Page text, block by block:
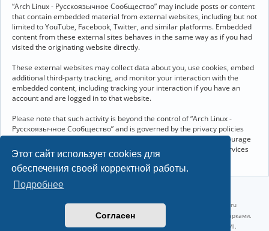
Этот сайт использует cookies для
обеспечения своей корректной работы.
Подробнее
Согласен
“Arch Linux - Русскоязычное Сообщество” may include posts or content
that contain embedded material from external websites, including but not
limited to YouTube, Facebook, Twitter, and similar platforms. Embedded
content from these external sites behaves in the same way as if you had
visited the originating website directly.
These external websites may collect data about you, use cookies, embed
additional third-party tracking, and monitor your interaction with the
embedded content, including tracking your interaction if you have an
account and are logged in to that website.
Please note that such activity is beyond the control of “Arch Linux -
Русскоязычное Сообщество” and is governed by the privacy policies
and terms of service of the respective external websites. We encourage
you to review the privacy and cookie policies of any third-party services
you interact with through embedded content.
Linux 6.18.40-1-lts x86_64 GNU/Linux 2026-07-26 08:48:12 |
vps reg.ru
Название и логотип Arch Linux ™ являются признанными торговыми марками.
Linux ® — зарегистрированная торговая марка Linus Torvalds и LMI.